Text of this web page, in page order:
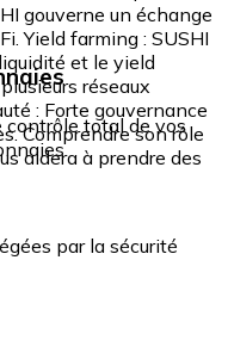
gouverne un échange
Yield farming : SUSHI
et le yield
réseaux
: Forte gouvernance
Comprendre son rôle
aidera à prendre des
contrôle total de vos
par la sécurité